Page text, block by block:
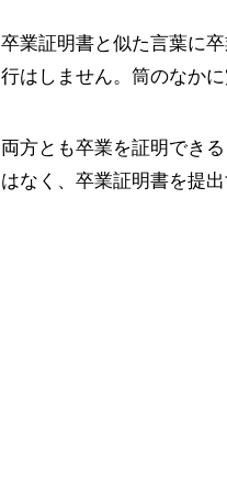
卒業証明書と似た言葉に
行はしません。筒のなか
両方とも卒業を証明でき
はなく、卒業証明書を提